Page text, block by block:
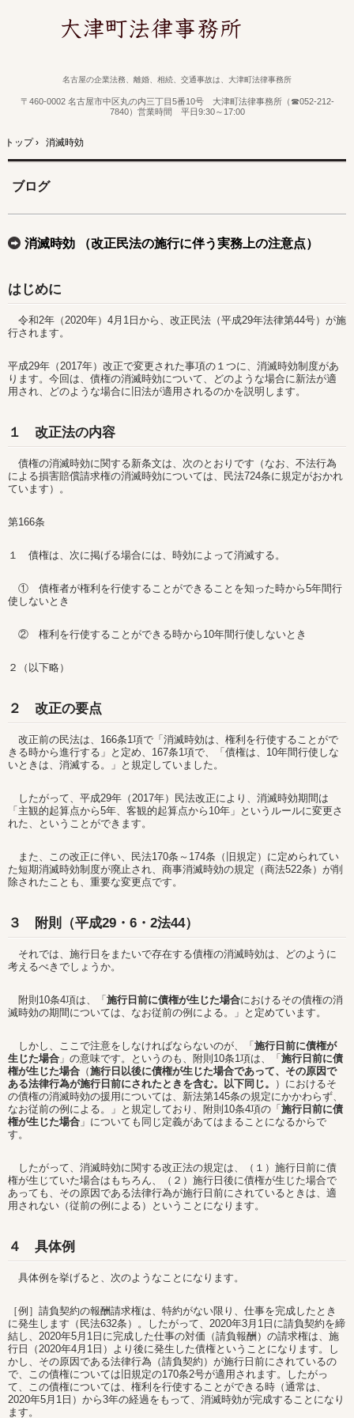
名古屋の企業法務、離婚、相続、交通事故は、大津町法律事務所
〒460-0002 名古屋市中区丸の内三丁目5番10号 大津町法律事務所（☎052-212-
7840）営業時間 平日9:30～17:00
トップ› 消滅時効
ブログ
消滅時効 （改正民法の施行に伴う実務上の注意点）
はじめに
令和2年（2020年）4月1日から、改正民法（平成29年法律第44号）が施
行されます。
平成29年（2017年）改正で変更された事項の１つに、消滅時効制度があ
ります。今回は、債権の消滅時効について、どのような場合に新法が適
用され、どのような場合に旧法が適用されるのかを説明します。
１ 改正法の内容
債権の消滅時効に関する新条文は、次のとおりです（なお、不法行為
による損害賠償請求権の消滅時効については、民法724条に規定がおかれ
ています）。
第166条
１ 債権は、次に掲げる場合には、時効によって消滅する。
① 債権者が権利を行使することができることを知った時から5年間行
使しないとき
② 権利を行使することができる時から10年間行使しないとき
２（以下略）
２ 改正の要点
改正前の民法は、166条1項で「消滅時効は、権利を行使することがで
きる時から進行する」と定め、167条1項で、「債権は、10年間行使しな
いときは、消滅する。」と規定していました。
したがって、平成29年（2017年）民法改正により、消滅時効期間は
「主観的起算点から5年、客観的起算点から10年」というルールに変更さ
れた、ということができます。
また、この改正に伴い、民法170条～174条（旧規定）に定められてい
た短期消滅時効制度が廃止され、商事消滅時効の規定（商法522条）が削
除されたことも、重要な変更点です。
３ 附則（平成29・6・2法44）
それでは、施行日をまたいで存在する債権の消滅時効は、どのように
考えるべきでしょうか。
附則10条4項は、「 施行日前に債権が生じた場合におけるその債権の消
滅時効の期間については、なお従前の例による。」と定めています。
しかし、ここで注意をしなければならないのが、「 施行日前に債権が
生じた場合 」の意味です。というのも、附則10条1項は、「 施行日前に債
権が生じた場合 （施行日以後に債権が生じた場合であって、その原因で
ある法律行為が施行日前にされたときを含む。以下同じ。
）におけるそ
の債権の消滅時効の援用については、新法第145条の規定にかかわらず、
なお従前の例による。」と規定しており、附則10条4項の「 施行日前に債
権が生じた場合 」についても同じ定義があてはまることになるからで
す。
したがって、消滅時効に関する改正法の規定は、（１）施行日前に債
権が生じていた場合はもちろん、（２）施行日後に債権が生じた場合で
あっても、その原因である法律行為が施行日前にされているときは、適
用されない（従前の例による）ということになります。
４ 具体例
具体例を挙げると、次のようなことになります。
［例］請負契約の報酬請求権は、特約がない限り、仕事を完成したとき
に発生します（民法632条）。したがって、2020年3月1日に請負契約を締
結し、2020年5月1日に完成した仕事の対価（請負報酬）の請求権は、施
行日（2020年4月1日）より後に発生した債権ということになります。し
かし、その原因である法律行為（請負契約）が施行日前にされているの
で、この債権については旧規定の170条2号が適用されます。したがっ
て、この債権については、権利を行使することができる時（通常は、
2020年5月1日）から3年の経過をもって、消滅時効が完成することになり
ます。